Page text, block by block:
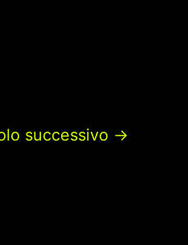
successivo →